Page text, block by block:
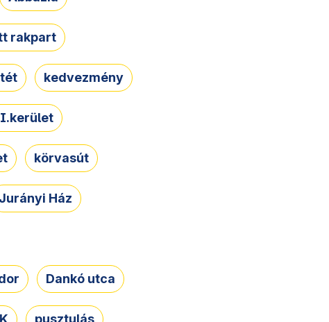
rakpart
kedvezmény
körvasút
Jurányi Ház
Dankó utca
pusztulás